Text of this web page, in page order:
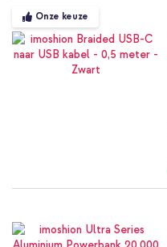
Onze keuze